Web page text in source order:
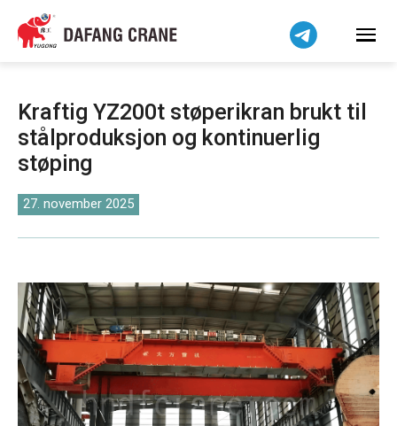
Kraftig YZ200t støperikran brukt til
stålproduksjon og kontinuerlig
støping
27. november 2025
हिन्दी
Bahasa Indonesia
简体中文
বাংলা
فارسی
Pilipino
اردو
Čeština
Беларуская мова
Kiswahili
Dansk
O‘zbekcha